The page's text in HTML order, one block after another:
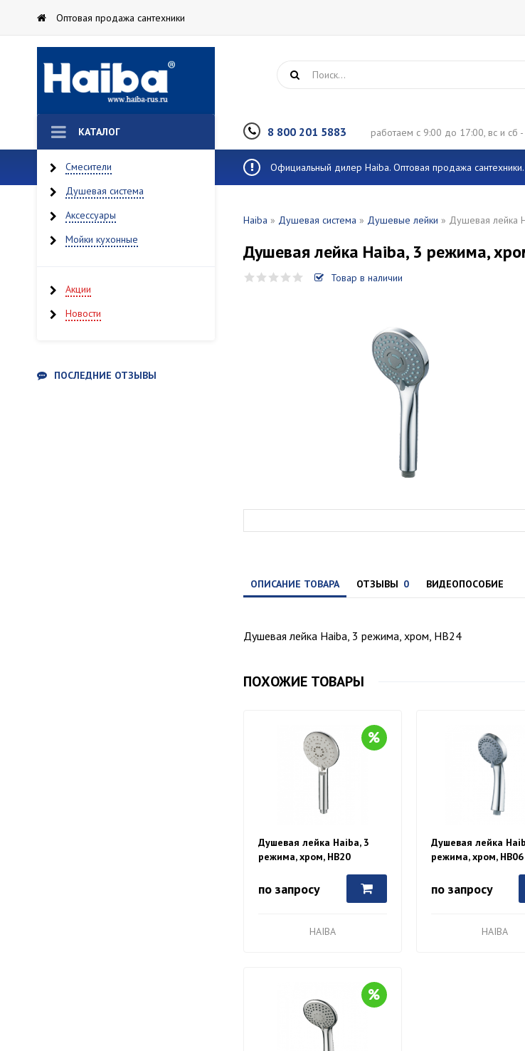
Оптовая продажа сантехники
8 800 201 5883 работаем с 9:00 до 17:00, вс и сб
Официальный дилер Haiba. Оптовая продажа
КАТАЛОГ
Смесители
Душевая система
Аксессуары
Мойки кухонные
Акции
Новости
ПОСЛЕДНИЕ ОТЗЫВЫ
Haiba » Душевая система » Душевые лейки » Душевая лейка
Душевая лейка Haiba, 3 режима,
Товар в наличии
ОПИСАНИЕ ТОВАРА ОТЗЫВЫ 0 ВИДЕОПОСОБИЕ
Душевая лейка Haiba, 3 режима, хром, HB24
ПОХОЖИЕ ТОВАРЫ
Душевая лейка Haiba, 3
режима, хром, HB20
по запросу
HAIBA
Душевая лейка
режима, хром, HB06
по запросу
HAIBA